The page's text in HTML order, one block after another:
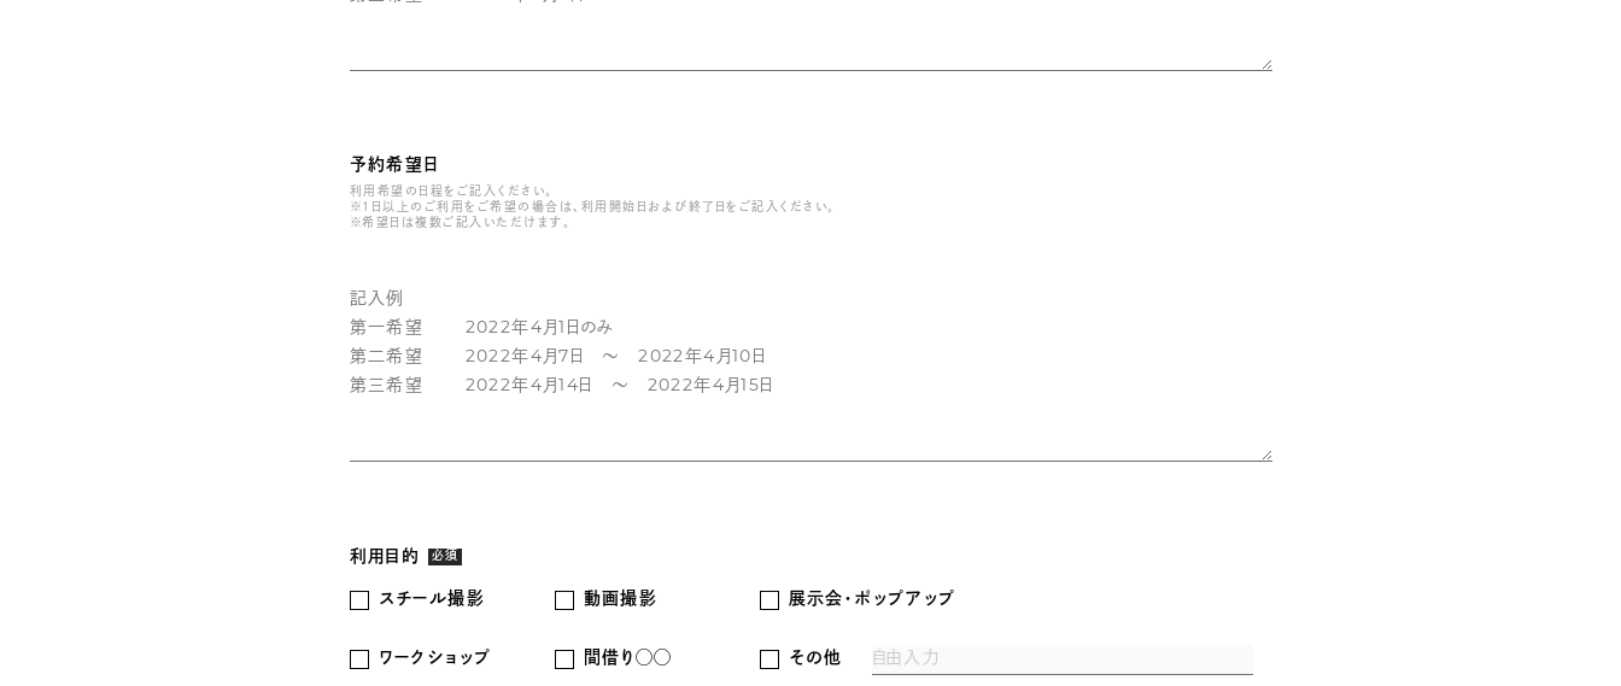
予約希望日
利用希望の日程をご記入ください。
※１日以上のご利用をご希望の場合は、利用開始日および終了日をご記入ください。
※希望日は複数ご記入いただけます。
利用目的 必須
スチール撮影 動画撮影 展示会・ポップアップ
ワークショップ 間借り◯◯ その他